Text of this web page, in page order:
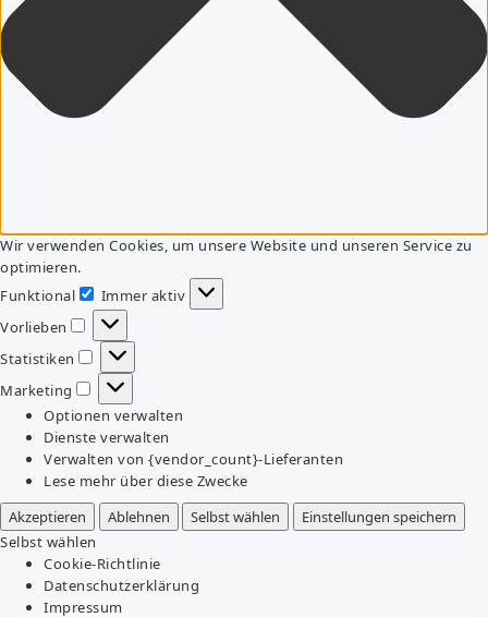
Wir verwenden Cookies, um unsere Website und unseren Service zu
optimieren.
Funktional
Funktional
Immer aktiv
Vorlieben
Vorlieben
Statistiken
Statistiken
Marketing
Marketing
Optionen verwalten
Dienste verwalten
Verwalten von {vendor_count}-Lieferanten
Lese mehr über diese Zwecke
Akzeptieren
Ablehnen Selbst wählen
Einstellungen speichern
Selbst wählen
Cookie-Richtlinie
Datenschutzerklärung
Impressum